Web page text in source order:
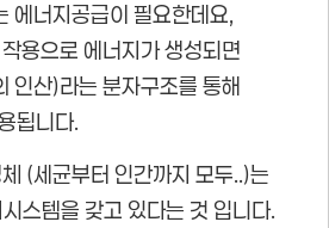
에너지공급이 필요한데요,
용으로 에너지가 생성되면
산)라는 분자구조를 통해
됩니다.
(세균부터 인간까지 모두..)는
스템을 갖고 있다는 것 입니다.